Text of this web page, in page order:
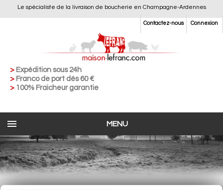
Le spécialiste de la livraison de boucherie en Champagne-Ardennes
Connexion
Contactez-nous
> Expédition sous 24h
> Franco de port dés 60 €
> 100% Fraicheur garantie
MENU